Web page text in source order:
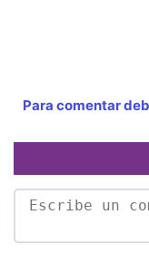
Para comentar